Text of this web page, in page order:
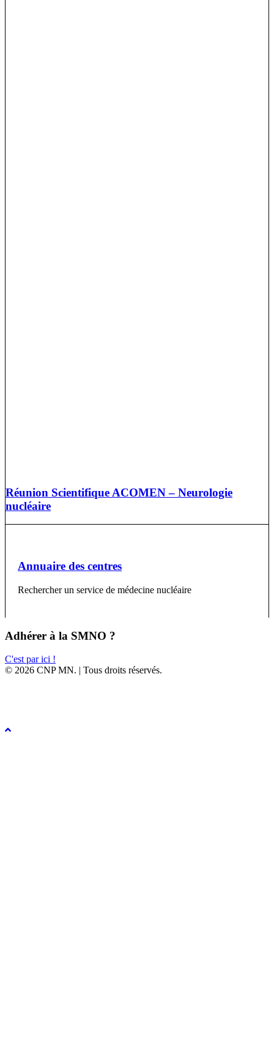
Réunion Scientifique ACOMEN – Neurologie
nucléaire
Annuaire des centres
Rechercher un service de médecine nucléaire
Adhérer à la SMNO ?
C'est par ici !
© 2026 CNP MN. | Tous droits réservés.